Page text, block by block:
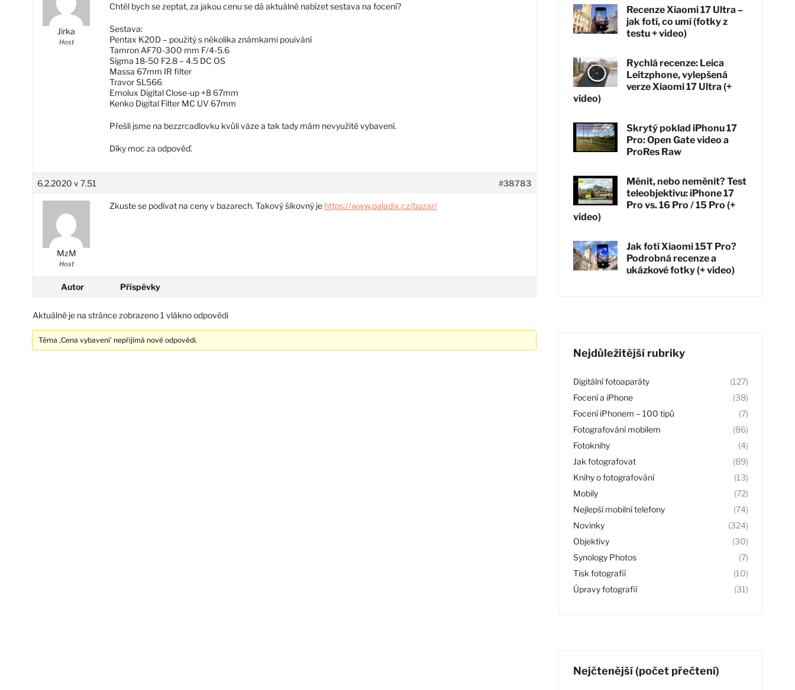
Jirka
Host
Chtěl bych se zeptat, za jakou cenu se dá aktuálně nabízet sestava na focení?
Sestava:
Pentax K20D – použitý s několika známkami pouivání
Tamron AF70-300 mm F/4-5.6
Sigma 18-50 F2.8 – 4.5 DC OS
Massa 67mm IR filter
Travor SL566
Emolux Digital Close-up +8 67mm
Kenko Digital Filter MC UV 67mm
Přešli jsme na bezzrcadlovku kvůli váze a tak tady mám nevyužité vybavení.
Díky moc za odpověď.
6.2.2020 v 7.51 #38783
MzM
Host
Zkuste se podívat na ceny v bazarech. Takový šikovný je https://www.paladix.cz/bazar/
Autor Příspěvky
Aktuálně je na stránce zobrazeno 1 vlákno odpovědi
Téma ‚Cena vybaveni’ nepřijímá nové odpovědi.
Recenze Xiaomi 17 Ultra –
jak fotí, co umí (fotky z
testu + video)
Rychlá recenze: Leica
Leitzphone, vylepšená
verze Xiaomi 17 Ultra (+
video)
Skrytý poklad iPhonu 17
Pro: Open Gate video a
ProRes Raw
Měnit, nebo neměnit? Test
teleobjektivu: iPhone 17
Pro vs. 16 Pro / 15 Pro (+
video)
Jak fotí Xiaomi 15T Pro?
Podrobná recenze a
ukázkové fotky (+ video)
Nejdůležitější rubriky
Digitální fotoaparáty
(127)
Focení a iPhone
(38)
Focení iPhonem – 100 tipů
(7)
Fotografování mobilem
(86)
Fotoknihy
(4)
Jak fotografovat
(89)
Knihy o fotografování
(13)
Mobily
(72)
Nejlepší mobilní telefony
(74)
Novinky
(324)
Objektivy
(30)
Synology Photos
(7)
Tisk fotografií
(10)
Úpravy fotografií
(31)
Nejčtenější (počet přečtení)